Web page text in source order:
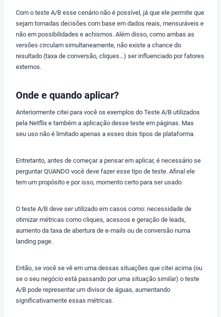
Com o teste A/B esse cenário não é possível, já que ele permite que
sejam tomadas decisões com base em dados reais, mensuráveis e
não em possibilidades e achismos. Além disso, como ambas as
versões circulam simultaneamente, não existe a chance do
resultado (taxa de conversão, cliques…) ser influenciado por fatores
externos.
Onde e quando aplicar?
Anteriormente citei para você os exemplos do Teste A/B utilizados
pela Netflix e também a aplicação desse teste em páginas. Mas
seu uso não é limitado apenas a esses dois tipos de plataforma.
Entretanto, antes de começar a pensar em aplicar, é necessário se
perguntar QUANDO você deve fazer esse tipo de teste. Afinal ele
tem um propósito e por isso, momento certo para ser usado.
O teste A/B deve ser utilizado em casos como: necessidade de
otimizar métricas como cliques, acessos e geração de leads,
aumento da taxa de abertura de e-mails ou de conversão numa
landing page.
Então, se você se vê em uma dessas situações que citei acima (ou
se o seu negócio está passando por uma situação similar) o teste
A/B pode representar um divisor de águas, aumentando
significativamente essas métricas.